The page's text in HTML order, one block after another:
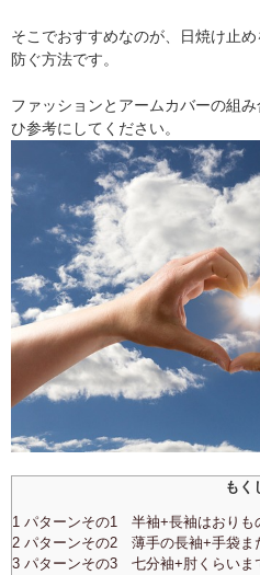
そこでおすすめなのが、日焼け止
防ぐ方法です。
ファッションとアームカバーの組
ひ参考にしてください。
もく
1 パターンその1 半袖+長袖はおりも
2 パターンその2 薄手の長袖+手袋ま
3 パターンその3 七分袖+肘くらいま